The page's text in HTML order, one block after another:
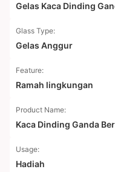
Gelas Kaca Dinding
Glass Type:
Gelas Anggur
Feature:
Ramah lingkungan
Product Name:
Kaca Dinding Ganda
Usage:
Hadiah